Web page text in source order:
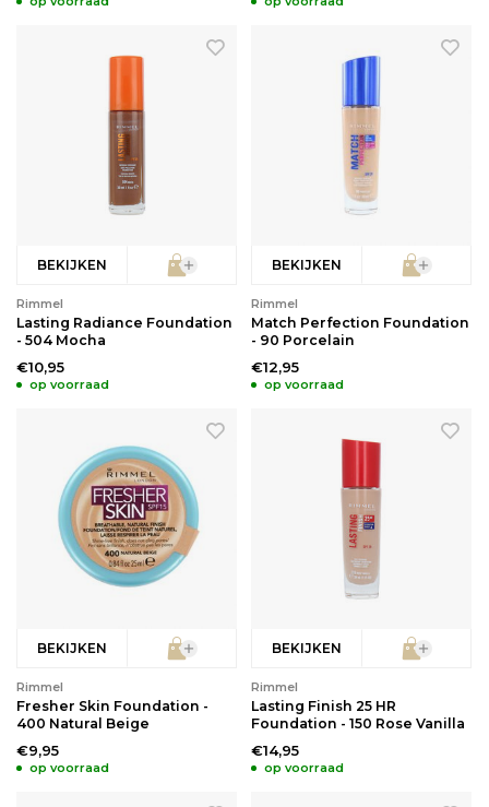
BEKIJKEN
Rimmel
Lasting Radiance Foundation
- 504 Mocha
€10,95
op voorraad
BEKIJKEN
Rimmel
Match Perfection Foundation
- 90 Porcelain
€12,95
op voorraad
BEKIJKEN
Rimmel
Fresher Skin Foundation -
400 Natural Beige
€9,95
op voorraad
BEKIJKEN
Rimmel
Lasting Finish 25 HR
Foundation - 150 Rose Vanilla
€14,95
op voorraad